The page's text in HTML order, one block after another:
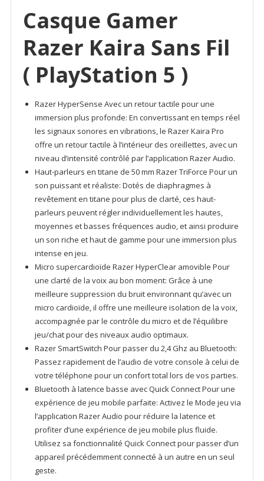
Casque Gamer
Razer Kaira Sans Fil
( PlayStation 5 )
Razer HyperSense Avec un retour tactile pour une
immersion plus profonde: En convertissant en temps réel
les signaux sonores en vibrations, le Razer Kaira Pro
offre un retour tactile à l’intérieur des oreillettes, avec un
niveau d’intensité contrôlé par l’application Razer Audio.
Haut-parleurs en titane de 50 mm Razer TriForce Pour un
son puissant et réaliste: Dotés de diaphragmes à
revêtement en titane pour plus de clarté, ces haut-
parleurs peuvent régler individuellement les hautes,
moyennes et basses fréquences audio, et ainsi produire
un son riche et haut de gamme pour une immersion plus
intense en jeu.
Micro supercardioïde Razer HyperClear amovible Pour
une clarté de la voix au bon moment: Grâce à une
meilleure suppression du bruit environnant qu’avec un
micro cardioïde, il offre une meilleure isolation de la voix,
accompagnée par le contrôle du micro et de l’équilibre
jeu/chat pour des niveaux audio optimaux.
Razer SmartSwitch Pour passer du 2,4 Ghz au Bluetooth:
Passez rapidement de l’audio de votre console à celui de
votre téléphone pour un confort total lors de vos parties.
Bluetooth à latence basse avec Quick Connect Pour une
expérience de jeu mobile parfaite: Activez le Mode jeu via
l’application Razer Audio pour réduire la latence et
profiter d’une expérience de jeu mobile plus fluide.
Utilisez sa fonctionnalité Quick Connect pour passer d’un
appareil précédemment connecté à un autre en un seul
geste.